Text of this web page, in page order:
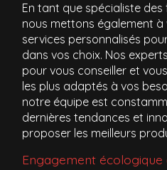
En tant que spécialiste
nous mettons également
services personnalisés
dans vos choix. Nos
pour vous conseiller et
les plus adaptés à vos
notre équipe est
dernières tendances et
proposer les meilleurs
Engagement